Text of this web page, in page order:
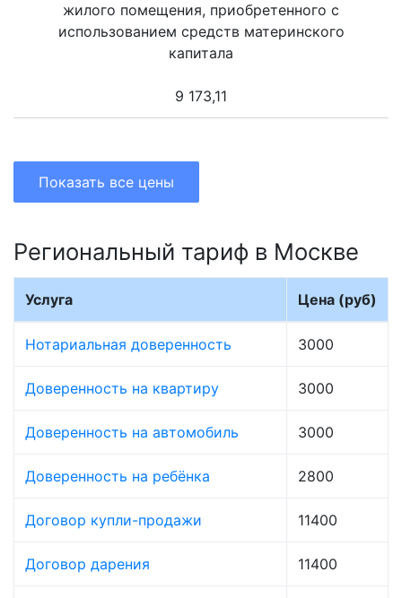
жилого помещения, приобретенного с
использованием средств материнского
капитала
9 173,11
Показать все цены
Региональный тариф в Москве
Услуга Цена (руб)
Нотариальная доверенность 3000
Доверенность на квартиру 3000
Доверенность на автомобиль 3000
Доверенность на ребёнка 2800
Договор купли-продажи 11400
Договор дарения 11400